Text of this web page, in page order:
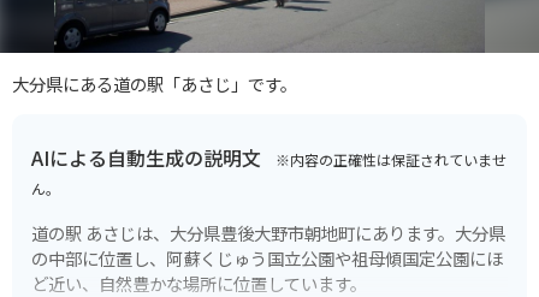
大分県にある道の駅「あさじ」です。
AIによる自動生成の説明文 ※内容の正確性は保証されていませ
ん。
道の駅 あさじは、大分県豊後大野市朝地町にあります。大分県
の中部に位置し、阿蘇くじゅう国立公園や祖母傾国定公園にほ
ど近い、自然豊かな場所に位置しています。